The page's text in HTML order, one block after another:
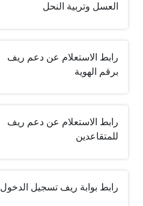
العسل وتربية النحل
رابط الاستعلام عن دعم ريف
برقم الهوية
رابط الاستعلام عن دعم ريف
للمتقاعدين
رابط بوابة ريف تسجيل الدخول